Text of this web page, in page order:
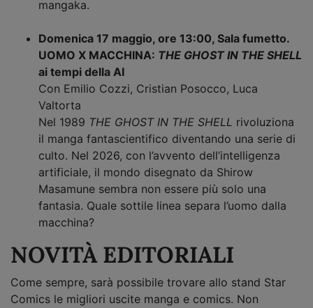
mangaka.
Domenica 17 maggio, ore 13:00, Sala fumetto.
UOMO X MACCHINA: THE GHOST IN THE SHELL
ai tempi della AI
Con Emilio Cozzi, Cristian Posocco, Luca
Valtorta
Nel 1989 THE GHOST IN THE SHELL rivoluziona
il manga fantascientifico diventando una serie di
culto. Nel 2026, con l’avvento dell’intelligenza
artificiale, il mondo disegnato da Shirow
Masamune sembra non essere più solo una
fantasia. Quale sottile linea separa l’uomo dalla
macchina?
NOVITÀ EDITORIALI
Come sempre, sarà possibile trovare allo stand Star
Comics le migliori uscite manga e comics. Non